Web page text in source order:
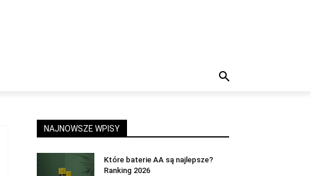
NAJNOWSZE WPISY
Które baterie AA są najlepsze?
Ranking 2026